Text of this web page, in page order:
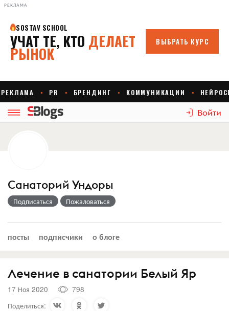
РЕКЛАМА
Войти
Санаторий Ундоры
Подписаться Пожаловаться
посты подписчики о блоге
Лечение в санатории Белый Яр
17 Ноя 2020
798
Поделиться: